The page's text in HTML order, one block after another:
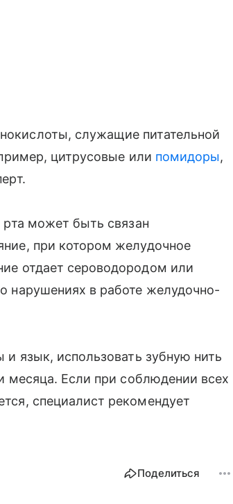
служащие питательной
цитрусовые или помидоры,
может быть связан
при котором желудочное
отдает сероводородом или
нарушениях в работе желудочно-
и язык, использовать зубную нить
месяца. Если при соблюдении всех
специалист рекомендует
Поделиться